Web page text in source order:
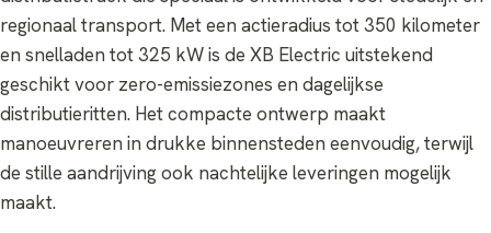
regionaal transport. Met een actieradius tot 350 kilometer
en snelladen tot 325 kW is de XB Electric uitstekend
geschikt voor zero-emissiezones en dagelijkse
distributieritten. Het compacte ontwerp maakt
manoeuvreren in drukke binnensteden eenvoudig, terwijl
de stille aandrijving ook nachtelijke leveringen mogelijk
maakt.